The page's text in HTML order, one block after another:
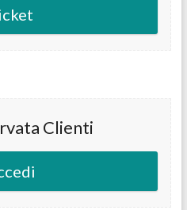
Clienti